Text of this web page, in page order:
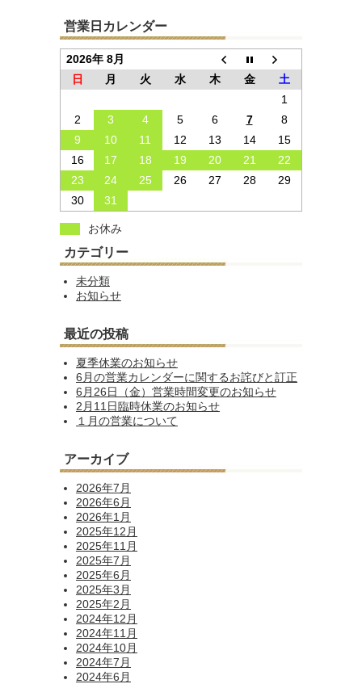
営業日カレンダー
2026年 8月
日
月 火 水 木 金
土
1
2
3 4 5 6 7
8
9
10 11 12 13 14
15
16
17 18 19 20 21
22
23
24 25 26 27 28
29
30
31
お休み
カテゴリー
未分類
お知らせ
最近の投稿
夏季休業のお知らせ
6月の営業カレンダーに関するお詫びと訂正
6月26日（金）営業時間変更のお知らせ
2月11日臨時休業のお知らせ
１月の営業について
アーカイブ
2026年7月
2026年6月
2026年1月
2025年12月
2025年11月
2025年7月
2025年6月
2025年3月
2025年2月
2024年12月
2024年11月
2024年10月
2024年7月
2024年6月